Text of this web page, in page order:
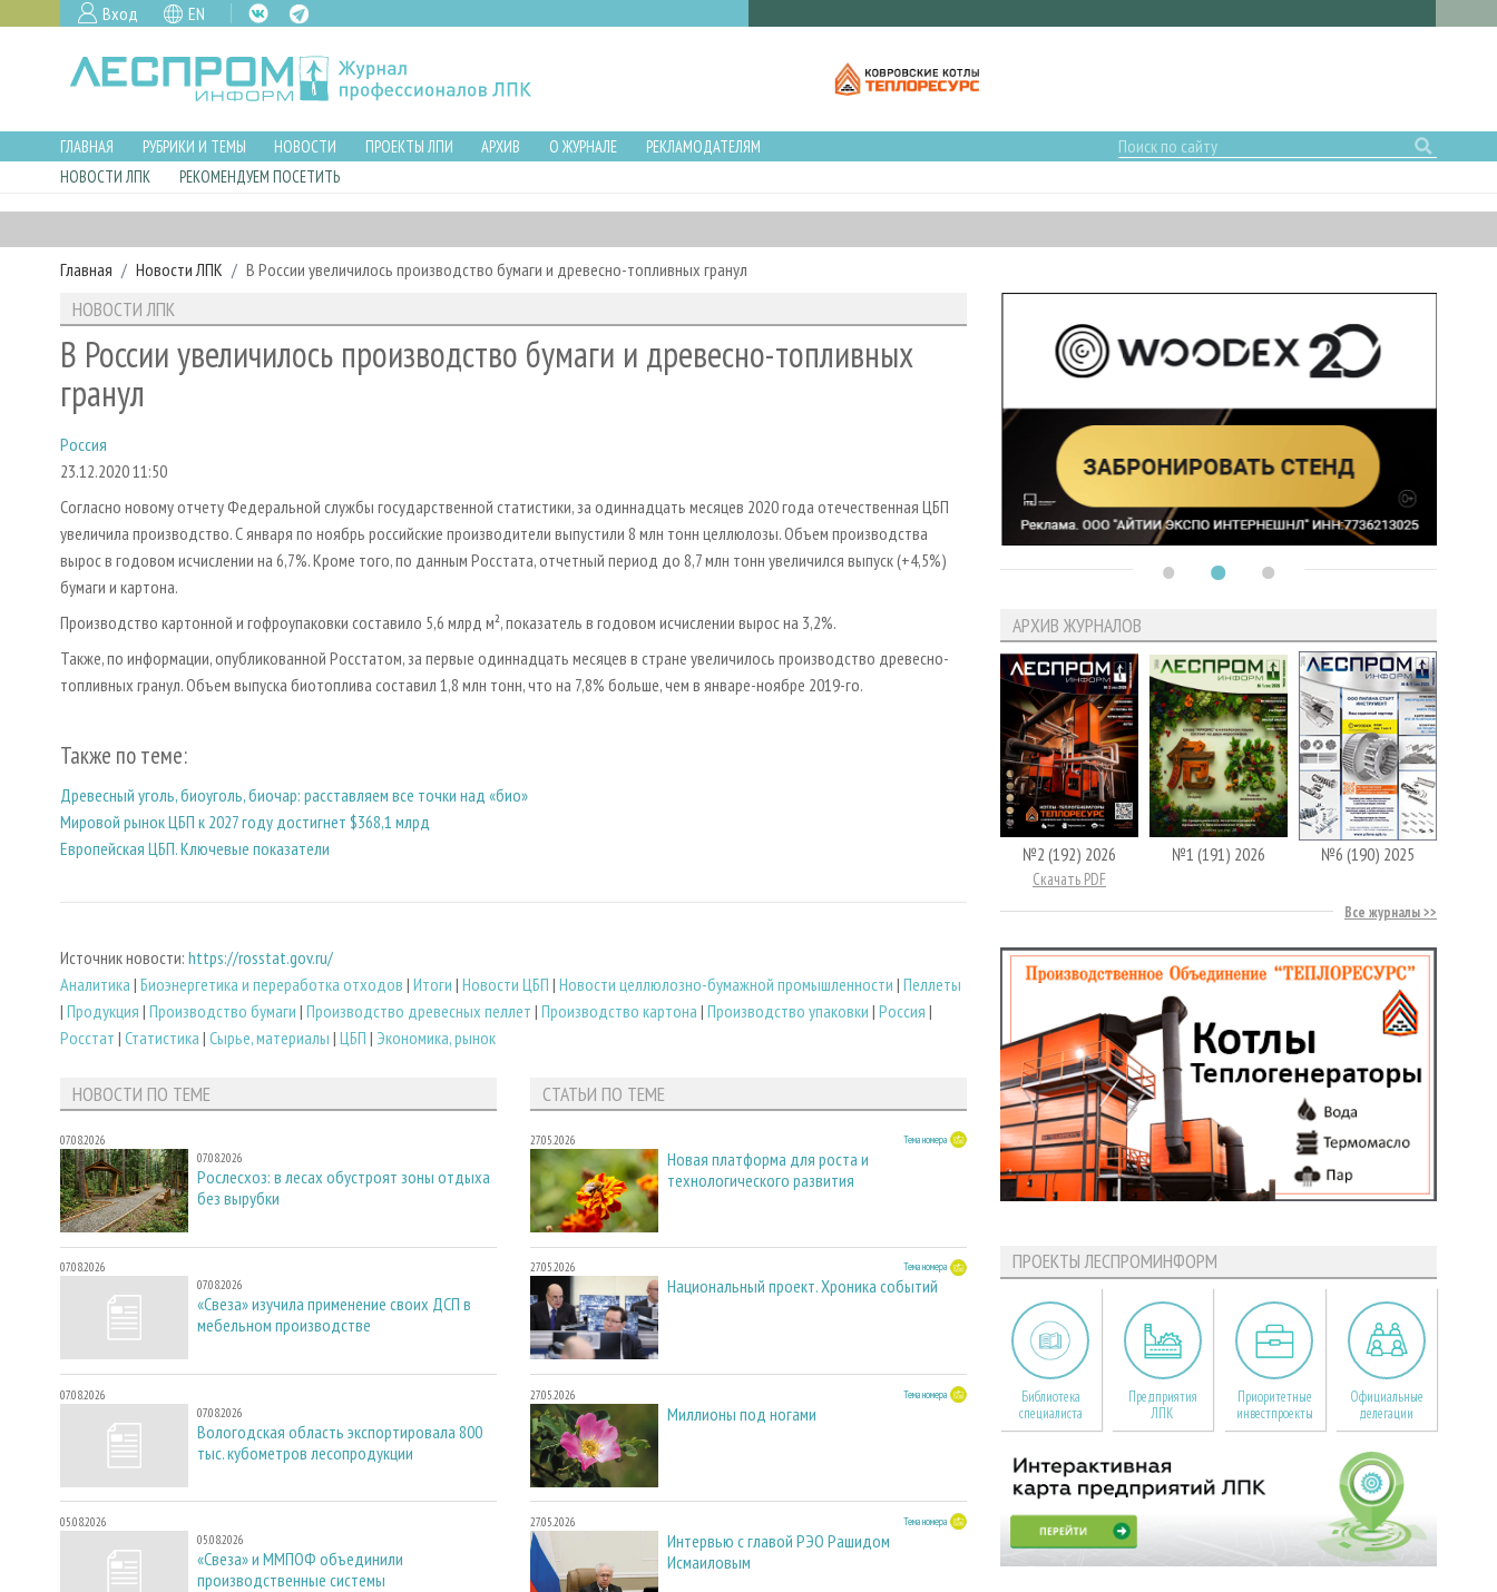
Вход EN
ГЛАВНАЯ РУБРИКИ И ТЕМЫ НОВОСТИ ПРОЕКТЫ ЛПИ АРХИВ О ЖУРНАЛЕ
РЕКЛАМОДАТЕЛЯМ
НОВОСТИ ЛПК
РЕКОМЕНДУЕМ ПОСЕТИТЬ
Главная Новости ЛПК В России увеличилось производство бумаги и древесно-топливных гранул
НОВОСТИ ЛПК
В России увеличилось производство бумаги и древесно-топливных
гранул
Россия
23.12.2020 11:50
Согласно новому отчету Федеральной службы государственной статистики, за одиннадцать месяцев 2020 года отечественная ЦБП
увеличила производство. С января по ноябрь российские производители выпустили 8 млн тонн целлюлозы. Объем производства
вырос в годовом исчислении на 6,7%. Кроме того, по данным Росстата, отчетный период до 8,7 млн тонн увеличился выпуск (+4,5%)
бумаги и картона.
Производство картонной и гофроупаковки составило 5,6 млрд м², показатель в годовом исчислении вырос на 3,2%.
Также, по информации, опубликованной Росстатом, за первые одиннадцать месяцев в стране увеличилось производство древесно-
топливных гранул. Объем выпуска биотоплива составил 1,8 млн тонн, что на 7,8% больше, чем в январе-ноябре 2019-го.
Также по теме:
Древесный уголь, биоуголь, биочар: расставляем все точки над «био»
Мировой рынок ЦБП к 2027 году достигнет $368,1 млрд
Европейская ЦБП. Ключевые показатели
Источник новости: https://rosstat.gov.ru/
Аналитика | Биoэнергетика и переработка отходов | Итоги | Новости ЦБП | Новости целлюлозно-бумажной промышленности | Пеллеты
| Продукция | Производство бумаги | Производство древесных пеллет | Производство картона | Производство упаковки | Россия |
Росстат | Статистика | Сырье, материалы | ЦБП | Экономика, рынок
НОВОСТИ ПО ТЕМЕ
07.08.2026
07.08.2026
Рослесхоз: в лесах обустроят зоны отдыха
без вырубки
07.08.2026
07.08.2026
«Свеза» изучила применение своих ДСП в
мебельном производстве
07.08.2026
07.08.2026
Вологодская область экспортировала 800
тыс. кубометров лесопродукции
05.08.2026
05.08.2026
«Свеза» и ММПОФ объединили
производственные системы
СТАТЬИ ПО ТЕМЕ
27.05.2026 Тема номера
Новая платформа для роста и
технологического развития
27.05.2026 Тема номера
Национальный проект. Хроника событий
27.05.2026 Тема номера
Миллионы под ногами
27.05.2026 Тема номера
Интервью с главой РЭО Рашидом
Исмаиловым
АРХИВ ЖУРНАЛОВ
№2 (192) 2026
Скачать PDF
№1 (191) 2026 №6 (190) 2025
Все журналы
ПРОЕКТЫ ЛЕСПРОМИНФОРМ
Библиотека
специалиста
Предприятия
ЛПК
Приоритетные
инвестпроекты
Официальные
делегации